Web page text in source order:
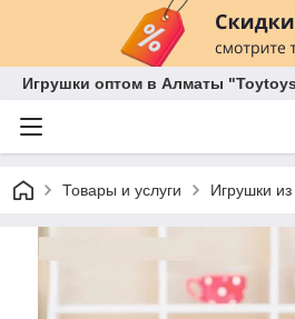
Игрушки оптом в Алматы
Товары и услуги Игрушки